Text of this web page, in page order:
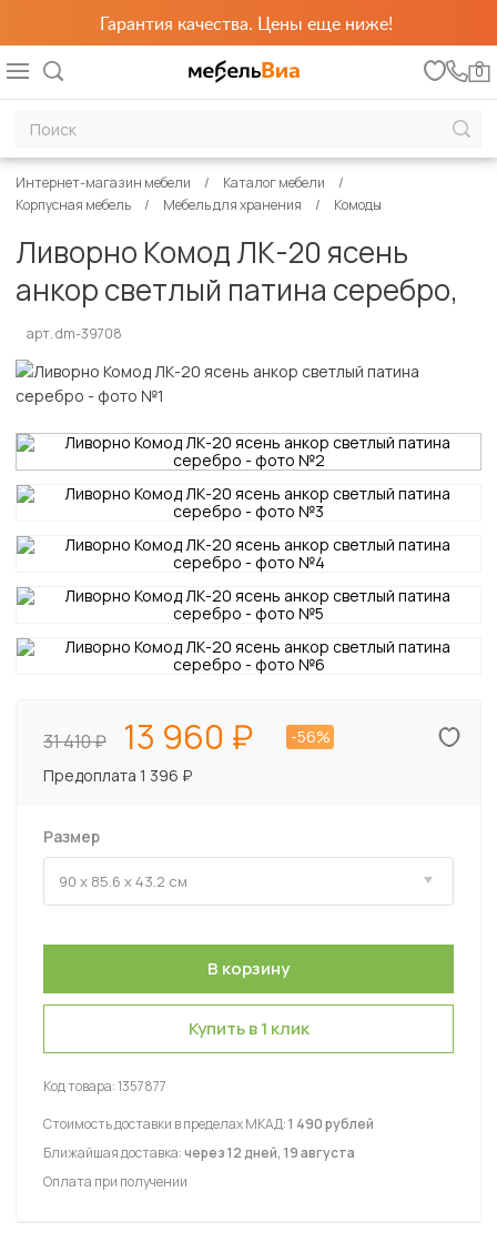
Гарантия качества. Цены еще ниже!
0
Интернет-магазин мебели
Каталог мебели
Корпусная мебель
Мебель для хранения Комоды
Ливорно Комод ЛК-20 ясень
анкор светлый патина серебро,
арт. dm-39708
31 410 13 960
-56%
Предоплата 1 396 ₽
Размер
Купить в 1 клик
Код товара:1357877
Стоимость доставки в пределах МКАД:1 490 рублей
Ближайшая доставка:через 12 дней, 19 августа
Оплата при получении